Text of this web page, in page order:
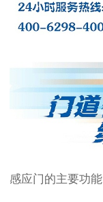
感应门的主要功能